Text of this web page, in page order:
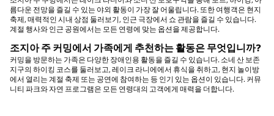
름다운 전망을 즐길 수 있는 야외 활동이 가장 잘 어울립니다. 또한 여행객은 현지
축제, 매력적인 시내 상점 둘러보기, 인근 극장에서 쇼 관람을 즐길 수 있습니다.
계절 행사와 인근 공원에서는 모든 연령에 맞는 옵션을 제공합니다.
조지아 주 커밍에서 가족에게 추천하는 활동은 무엇입니까?
커밍을 방문하는 가족은 다양한 장애인용 활동을 즐길 수 있습니다. 소네 산 보존
지구의 하이킹 코스를 둘러보고, 레이크 라니에에서 휴식을 취하고, 현지 놀이방
에서 열리는 계절 축제 또는 공연에 참여하는 등 인기 있는 옵션이 있습니다. 커뮤
니티 파크와 자연 프로그램은 모든 연령대의 고객에게 매력을 더합니다.